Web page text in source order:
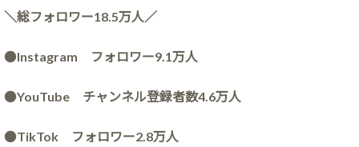
＼総フォロワー18.5万人／
●Instagram フォロワー9.1万人
●YouTube チャンネル登録者数4.6万人
●TikTok フォロワー2.8万人